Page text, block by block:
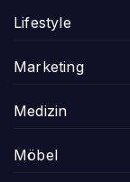
Lifestyle
Marketing
Medizin
Möbel